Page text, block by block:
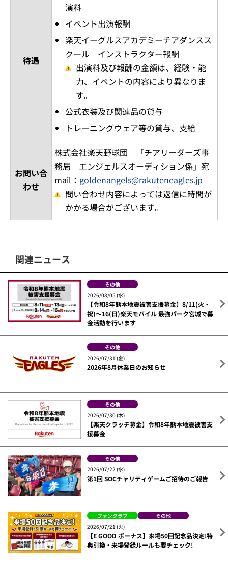
待遇
演料
イベント出演報酬
楽天イーグルスアカデミーチアダンスス
クール インストラクター報酬
出演料及び報酬の金額は、経験・能
力、イベントの内容により異なりま
す。
公式衣装及び関連品の貸与
トレーニングウェア等の貸与、支給
お問い合
わせ
株式会社楽天野球団 「チアリーダーズ事
務局 エンジェルスオーディション係」宛
mail： goldenangels@rakuteneagles.jp
問い合わせ内容によっては返信に時間が
かかる場合がございます。
関連ニュース
その他
2026/08/05 (水)
【令和8年熊本地震被害支援募金】8/11(火・
祝)～16(日)楽天モバイル 最強パーク宮城で募
金活動を行います
その他
2026/07/31 (金)
2026年8月休業日のお知らせ
その他
2026/07/30 (木)
【楽天クラッチ募金】令和8年熊本地震被害支
援募金
その他
2026/07/22 (水)
第1回 SOCチャリティゲームご招待のご報告
ファンクラブ
その他
2026/07/21 (火)
【E GOOD ボーナス】来場50回記念品決定!特
典引換・来場登録ルールも要チェック!